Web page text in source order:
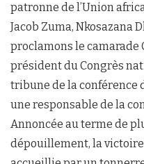
patronne de l’Union
Jacob Zuma, Nkosazana
proclamons le camarade
président du Congrès
tribune de la conférence
une responsable de la
Annoncée au terme de
dépouillement, la victoire